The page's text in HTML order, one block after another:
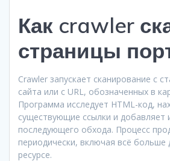
Как crawler
страницы
Crawler запускает сканирование с
сайта или с URL, обозначенных в
Программа исследует HTML-код,
существующие ссылки и добавляет
последующего обхода. Процесс
периодически, включая всё больше
ресурсе.